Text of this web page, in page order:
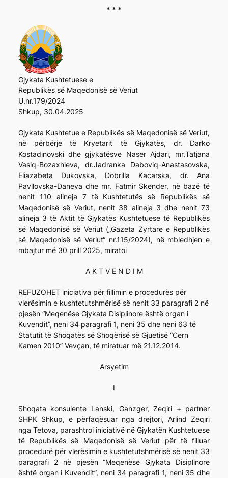
* * *
Gjykata Kushtetuese e
Republikës së Maqedonisë së Veriut
U.nr.179/2024
Shkup, 30.04.2025
Gjykata Kushtetue e Republikës së Maqedonisë së Veriut,
në përbërje të Kryetarit të Gjykatës, dr. Darko
Kostadinovski dhe gjykatësve Naser Ajdari, mr.Tatjana
Vasiq-Bozaxhieva, dr.Jadranka Daboviq-Anastasovska,
Eliazabeta Dukovska, Dobrilla Kacarska, dr. Ana
Pavllovska-Daneva dhe mr. Fatmir Skender, në bazë të
nenit 110 alineja 7 të Kushtetutës së Republikës së
Maqedonisë së Veriut, nenit 38 alineja 3 dhe nenit 73
alineja 3 të Aktit të Gjykatës Kushtetuese të Republikës
së Maqedonisë së Veriut („Gazeta Zyrtare e Republikës
së Maqedonisë së Veriut“ nr.115/2024), në mbledhjen e
mbajtur më 30 prill 2025, miratoi
A K T V E N D I M
REFUZOHET iniciativa për fillimin e procedurës për
vlerësimin e kushtetutshmërisë së nenit 33 paragrafi 2 në
pjesën “Meqenëse Gjykata Disiplinore është organ i
Kuvendit”, neni 34 paragrafi 1, neni 35 dhe neni 63 të
Statutit të Shoqatës së Shoqërisë së Gjuetisë “Cern
Kamen 2010” Vevçan, të miratuar më 21.12.2014.
Arsyetim
I
Shoqata konsulente Lanski, Ganzger, Zeqiri + partner
SHPK Shkup, e përfaqësuar nga drejtori, Arlind Zeqiri
nga Tetova, parashtroi iniciativë në Gjykatën Kushtetuese
të Republikës së Maqedonisë së Veriut për të filluar
procedurë për vlerësimin e kushtetutshmërisë së nenit 33
paragrafi 2 në pjesën “Meqenëse Gjykata Disiplinore
është organ i Kuvendit”, neni 34 paragrafi 1, neni 35 dhe